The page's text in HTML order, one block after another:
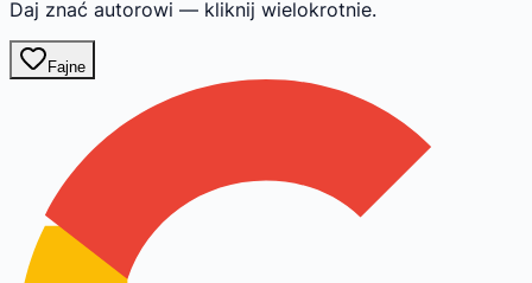
Daj znać autorowi — kliknij wielokrotnie.
Fajne